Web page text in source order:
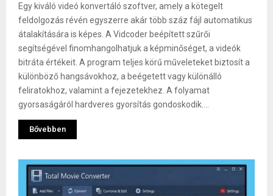
Egy kiváló videó konvertáló szoftver, amely a kötegelt
feldolgozás révén egyszerre akár több száz fájl automatikus
átalakítására is képes. A Vidcoder beépített szűrői
segítségével finomhangolhatjuk a képminőséget, a videók
bitráta értékeit. A program teljes körű műveleteket biztosít a
különböző hangsávokhoz, a beégetett vagy különálló
feliratokhoz, valamint a fejezetekhez. A folyamat
gyorsaságáról hardveres gyorsítás gondoskodik....
Bővebben